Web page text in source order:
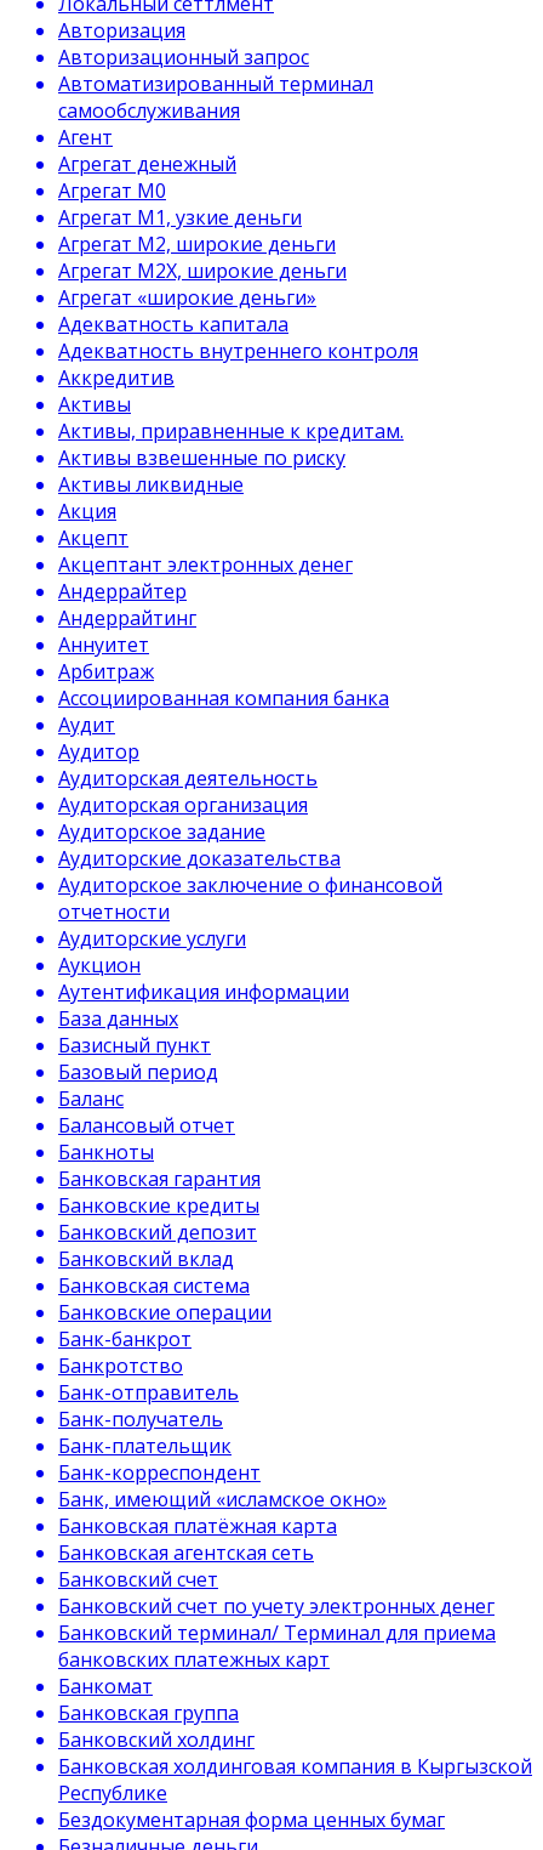
Авторизация
Авторизационный запрос
Автоматизированный терминал
самообслуживания
Агент
Агрегат денежный
Агрегат М0
Агрегат М1, узкие деньги
Агрегат М2, широкие деньги
Агрегат М2Х, широкие деньги
Агрегат «широкие деньги»
Адекватность капитала
Адекватность внутреннего контроля
Аккредитив
Активы
Активы, приравненные к кредитам.
Активы взвешенные по риску
Активы ликвидные
Акция
Акцепт
Акцептант электронных денег
Андеррайтер
Андеррайтинг
Аннуитет
Арбитраж
Ассоциированная компания банка
Аудит
Аудитор
Аудиторская деятельность
Аудиторская организация
Аудиторское задание
Аудиторские доказательства
Аудиторское заключение о финансовой
отчетности
Аудиторские услуги
Аукцион
Аутентификация информации
База данных
Базисный пункт
Базовый период
Баланс
Балансовый отчет
Банкноты
Банковская гарантия
Банковские кредиты
Банковский депозит
Банковский вклад
Банковская система
Банковские операции
Банк-банкрот
Банкротство
Банк-отправитель
Банк-получатель
Банк-плательщик
Банк-корреспондент
Банк, имеющий «исламское окно»
Банковская платёжная карта
Банковская агентская сеть
Банковский счет
Банковский счет по учету электронных денег
Банковский терминал/ Терминал для приема
банковских платежных карт
Банкомат
Банковская группа
Банковский холдинг
Банковская холдинговая компания в Кыргызской
Республике
Бездокументарная форма ценных бумаг